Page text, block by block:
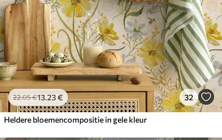
22.05€13.23€ 32
Heldere bloemencompositie in gele kleur